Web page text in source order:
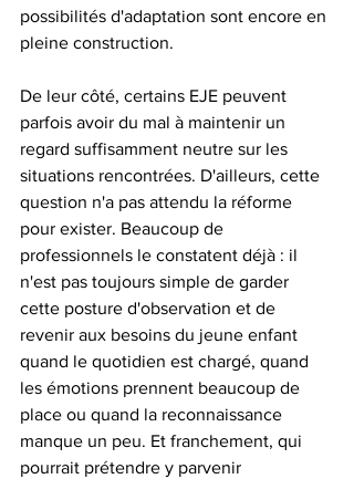
possibilités d'adaptation sont encore en
pleine construction.
De leur côté, certains EJE peuvent
parfois avoir du mal à maintenir un
regard suffisamment neutre sur les
situations rencontrées. D'ailleurs, cette
question n'a pas attendu la réforme
pour exister. Beaucoup de
professionnels le constatent déjà : il
n'est pas toujours simple de garder
cette posture d'observation et de
revenir aux besoins du jeune enfant
quand le quotidien est chargé, quand
les émotions prennent beaucoup de
place ou quand la reconnaissance
manque un peu. Et franchement, qui
pourrait prétendre y parvenir